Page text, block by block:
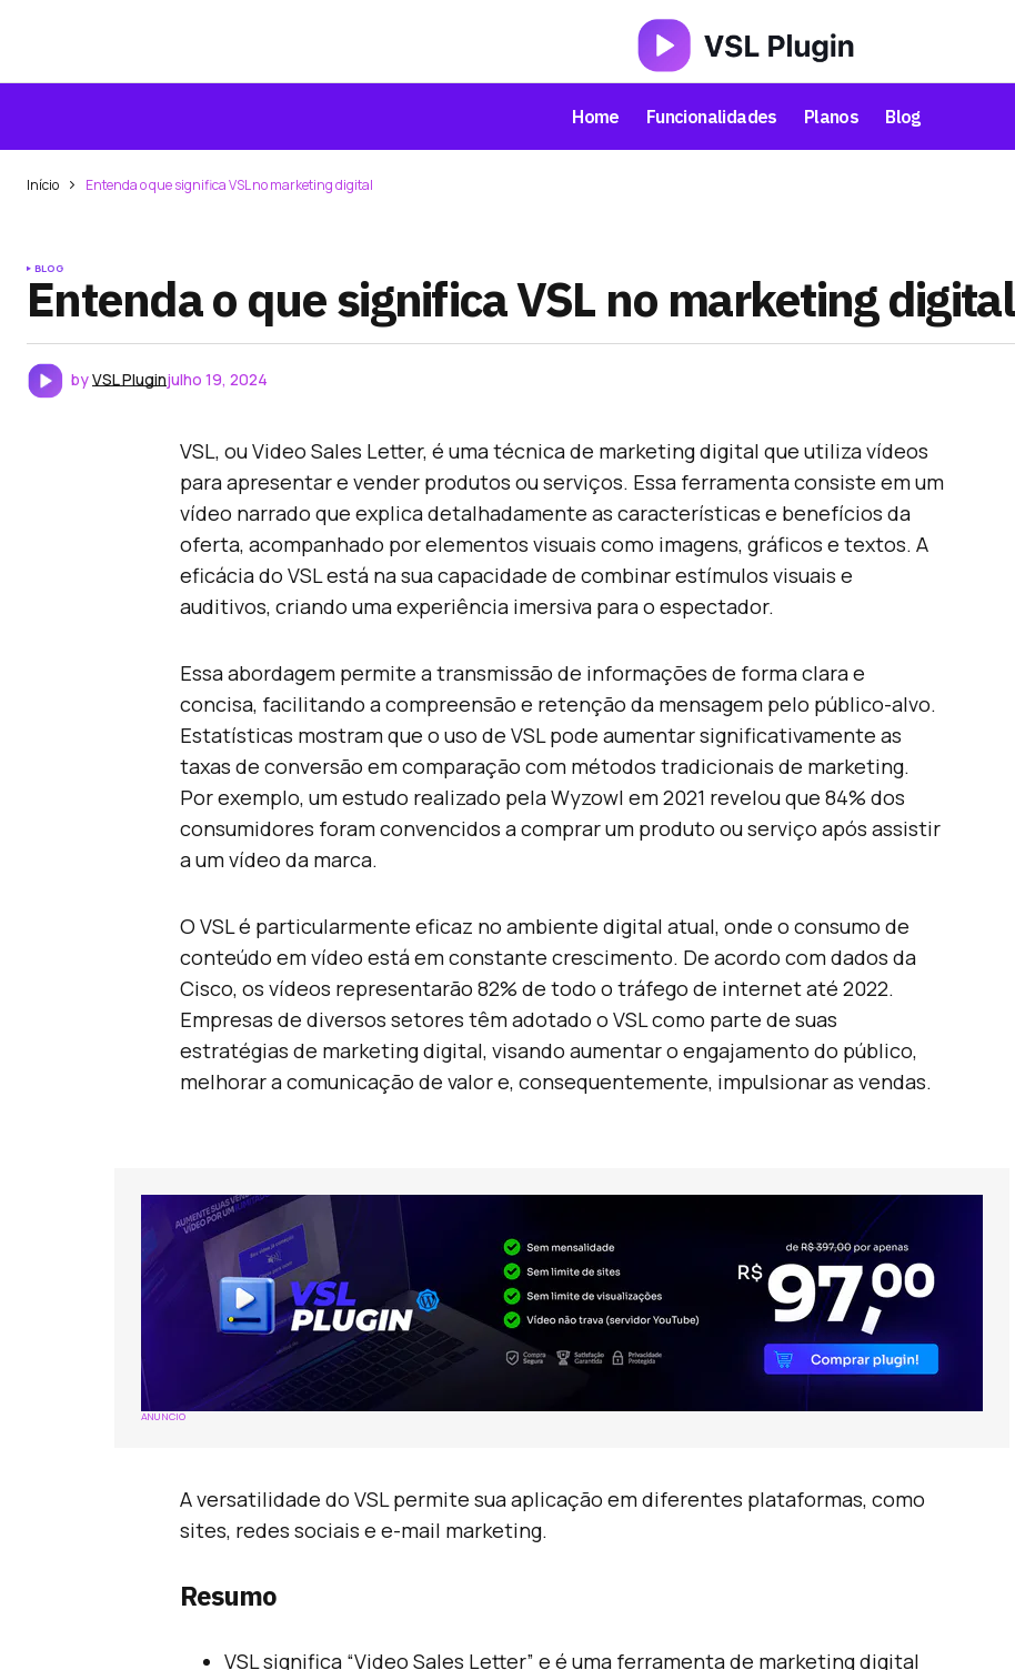
Home Funcionalidades Planos Blog
Início Entenda o que significa VSL no marketing digital
BLOG
Entenda o que significa VSL no marketing digital
byVSL Pluginjulho 19, 2024
VSL, ou Video Sales Letter, é uma técnica de marketing digital que utiliza vídeos
para apresentar e vender produtos ou serviços. Essa ferramenta consiste em um
vídeo narrado que explica detalhadamente as características e benefícios da
oferta, acompanhado por elementos visuais como imagens, gráficos e textos. A
eficácia do VSL está na sua capacidade de combinar estímulos visuais e
auditivos, criando uma experiência imersiva para o espectador.
Essa abordagem permite a transmissão de informações de forma clara e
concisa, facilitando a compreensão e retenção da mensagem pelo público-alvo.
Estatísticas mostram que o uso de VSL pode aumentar significativamente as
taxas de conversão em comparação com métodos tradicionais de marketing.
Por exemplo, um estudo realizado pela Wyzowl em 2021 revelou que 84% dos
consumidores foram convencidos a comprar um produto ou serviço após assistir
a um vídeo da marca.
O VSL é particularmente eficaz no ambiente digital atual, onde o consumo de
conteúdo em vídeo está em constante crescimento. De acordo com dados da
Cisco, os vídeos representarão 82% de todo o tráfego de internet até 2022.
Empresas de diversos setores têm adotado o VSL como parte de suas
estratégias de marketing digital, visando aumentar o engajamento do público,
melhorar a comunicação de valor e, consequentemente, impulsionar as vendas.
ANÚNCIO
A versatilidade do VSL permite sua aplicação em diferentes plataformas, como
sites, redes sociais e e-mail marketing.
Resumo
VSL significa “Video Sales Letter” e é uma ferramenta de marketing digital